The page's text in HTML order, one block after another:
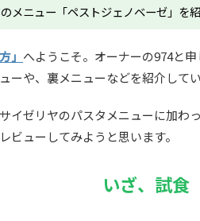
メニュー「ペストジェノベーゼ」を
」 へようこそ。オーナーの974と
ーや、裏メニューなどを紹介してい
イゼリヤのパスタメニューに加わ
ビューしてみようと思います。
いざ、試食